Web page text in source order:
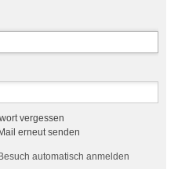
vergessen
erneut senden
automatisch anmelden